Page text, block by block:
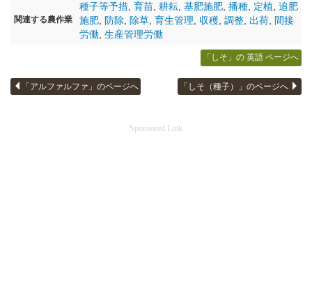
関連する農作業
種子等予措, 育苗, 耕耘, 基肥施肥, 播種, 定植, 追肥
施肥, 防除, 除草, 育生管理, 収穫, 調整, 出荷, 間接
労働, 生産管理労働
「しそ」の 英語 ページへ
「アルファルファ」のページへ 「しそ（種子）」のページへ
Sponsored Link